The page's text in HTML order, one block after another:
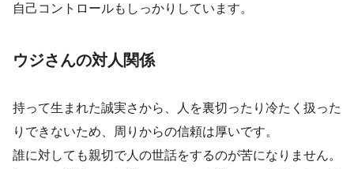
自己コントロールもしっかりしています。
ウジさんの対人関係
持って生まれた誠実さから、人を裏切ったり冷たく扱った
りできないため、周りからの信頼は厚いです。
誰に対しても親切で人の世話をするのが苦になりません。